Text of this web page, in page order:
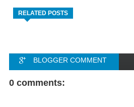
RELATED POSTS
BLOGGER COMMENT
FACEBOOK COMMENT
0 comments: